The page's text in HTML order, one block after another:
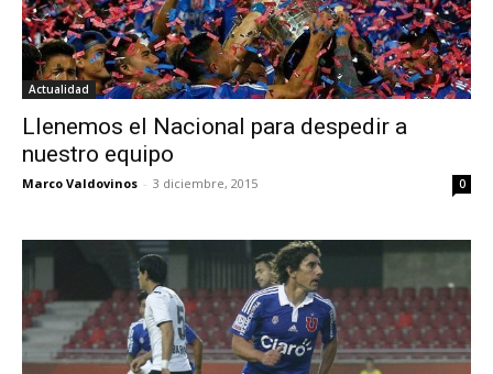
Actualidad
Llenemos el Nacional para despedir a
nuestro equipo
Marco Valdovinos - 3 diciembre, 2015 0